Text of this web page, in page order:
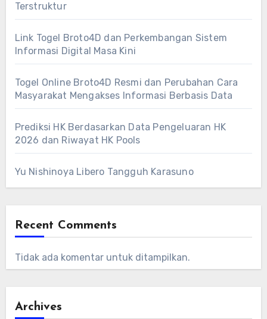
Terstruktur
Link Togel Broto4D dan Perkembangan Sistem
Informasi Digital Masa Kini
Togel Online Broto4D Resmi dan Perubahan Cara
Masyarakat Mengakses Informasi Berbasis Data
Prediksi HK Berdasarkan Data Pengeluaran HK
2026 dan Riwayat HK Pools
Yu Nishinoya Libero Tangguh Karasuno
Recent Comments
Tidak ada komentar untuk ditampilkan.
Archives